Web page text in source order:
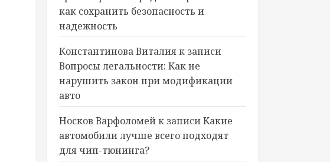
как сохранить безопасность и
надежность
Константинова Виталияк записи
Вопросы легальности: Как не
нарушить закон при модификации
авто
Носков Варфоломейк записиКакие
автомобили лучше всего подходят
для чип-тюнинга?